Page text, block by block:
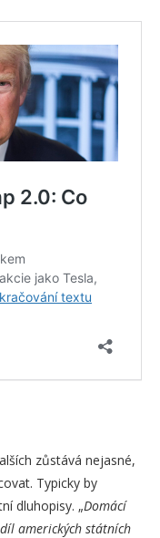
zůstává nejasné,
Typicky by
dluhopisy. „Domácí
amerických státních